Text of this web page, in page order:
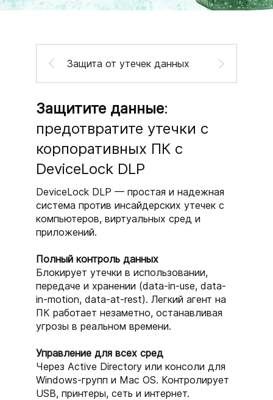
Защитите данные:
предотвратите утечки с
корпоративных ПК с
DeviceLock DLP
DeviceLock DLP — простая и надежная
система против инсайдерских утечек с
компьютеров, виртуальных сред и
приложений.
Полный контроль данных
Блокирует утечки в использовании,
передаче и хранении (data-in-use, data-
in-motion, data-at-rest). Легкий агент на
ПК работает незаметно, останавливая
угрозы в реальном времени.
Управление для всех сред
Через Active Directory или консоли для
Windows-групп и Mac OS. Контролирует
USB, принтеры, сеть и интернет.
Защита от утечек данных